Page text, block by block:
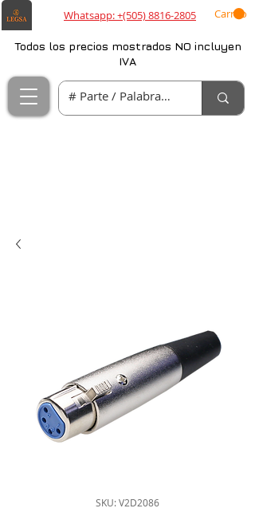
Whatsapp: +(505) 8816-2805 Carrito
Todos los precios mostrados NO incluyen
IVA
SKU: V2D2086